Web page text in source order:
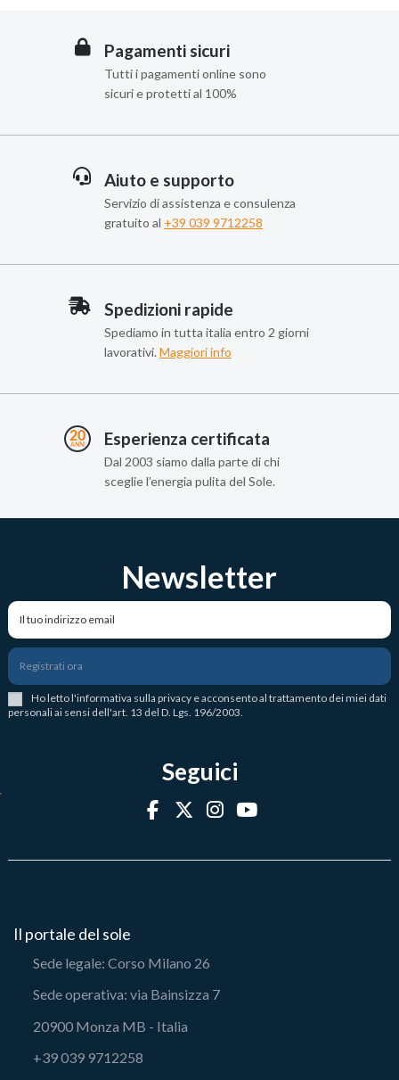
Pagamenti sicuri
Tutti i pagamenti online sono
sicuri e protetti al 100%
Aiuto e supporto
Servizio di assistenza e consulenza
gratuito al +39 039 9712258
Spedizioni rapide
Spediamo in tutta italia entro 2 giorni
lavorativi. Maggiori info
Esperienza certificata
Dal 2003 siamo dalla parte di chi
sceglie l’energia pulita del Sole.
Newsletter
Registrati ora
Ho letto l'informativa sulla privacy e acconsento al trattamento dei miei dati
personali ai sensi dell'art. 13 del D. Lgs. 196/2003.
Seguici
Il portale del sole
Sede legale: Corso Milano 26
Sede operativa: via Bainsizza 7
20900 Monza MB - Italia
+39 039 9712258